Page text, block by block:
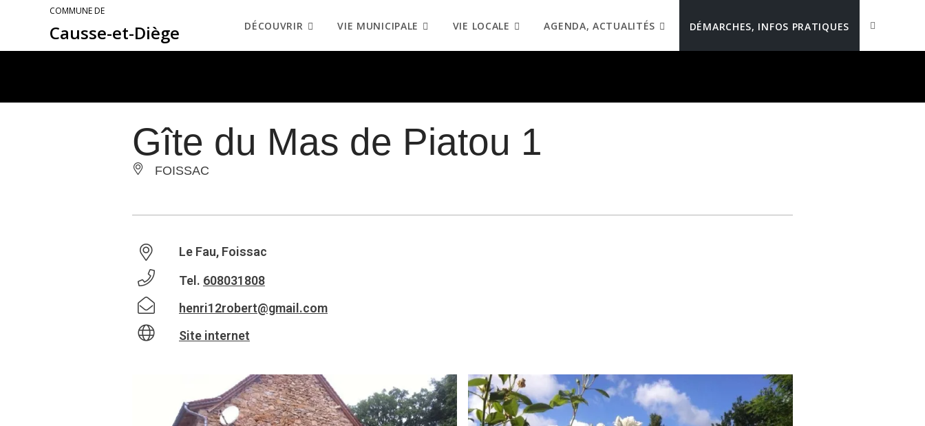
COMMUNE DE
Causse-et-Diège DÉCOUVRIR VIE MUNICIPALE VIE LOCALE AGENDA, ACTUALITÉS DÉMARCHES, INFOS PRATIQUES
Gîte du Mas de Piatou 1
FOISSAC
Le Fau, Foissac
Tel. 608031808
henri12robert@gmail.com
Site internet